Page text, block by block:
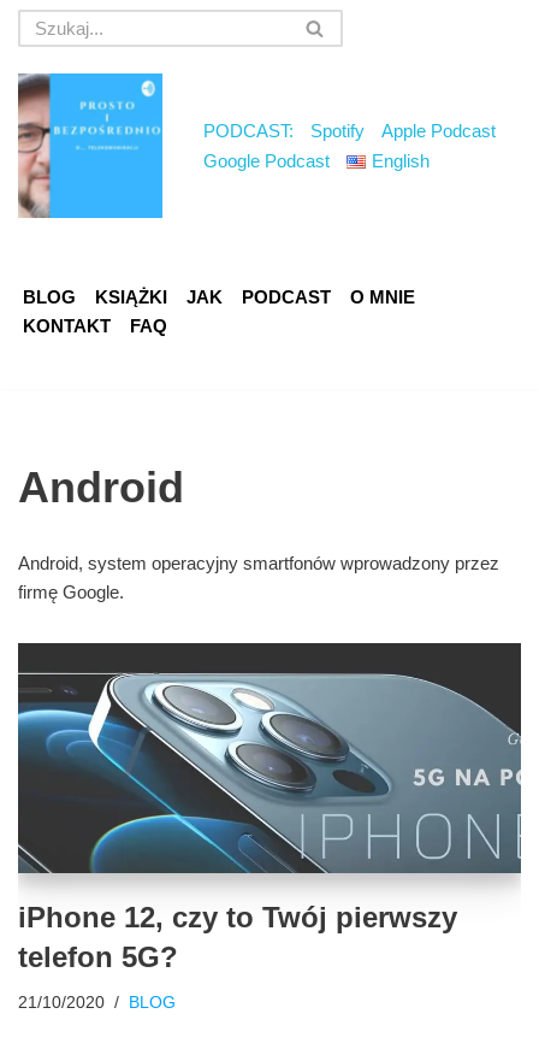
do
treści
PODCAST: Spotify
Apple Podcast
Google Podcast
English
BLOG KSIĄŻKI JAK PODCAST
O MNIE
KONTAKT
FAQ
Android
Android, system operacyjny smartfonów wprowadzony przez
firmę Google.
iPhone 12, czy to Twój pierwszy
telefon 5G?
21/10/2020 BLOG